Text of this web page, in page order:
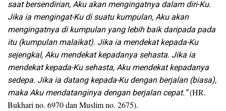
saat bersendirian, Aku akan mengingatnya dalam diri-Ku.
Jika ia mengingat-Ku di suatu kumpulan, Aku akan
mengingatnya di kumpulan yang lebih baik daripada pada
itu (kumpulan malaikat). Jika ia mendekat kepada-Ku
sejengkal, Aku mendekat kepadanya sehasta. Jika ia
mendekat kepada-Ku sehasta, Aku mendekat kepadanya
sedepa. Jika ia datang kepada-Ku dengan berjalan (biasa),
maka Aku mendatanginya dengan berjalan cepat.”(HR.
Bukhari no. 6970 dan Muslim no. 2675).